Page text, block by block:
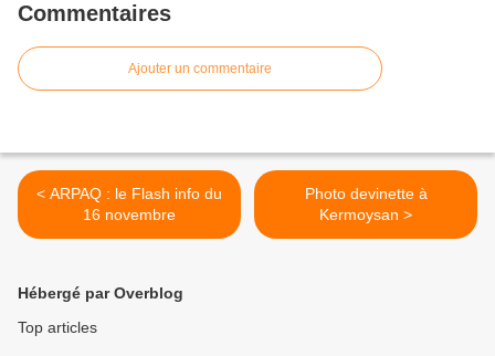
Commentaires
Ajouter un commentaire
< ARPAQ : le Flash info du
16 novembre
Photo devinette à
Kermoysan >
Hébergé par Overblog
Top articles